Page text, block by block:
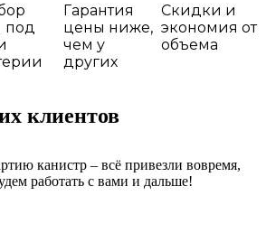
под
Гарантия
цены ниже,
чем у
других
Скидки и
экономия от
объема
клиентов
канистр – всё привезли вовремя,
работать с вами и дальше!